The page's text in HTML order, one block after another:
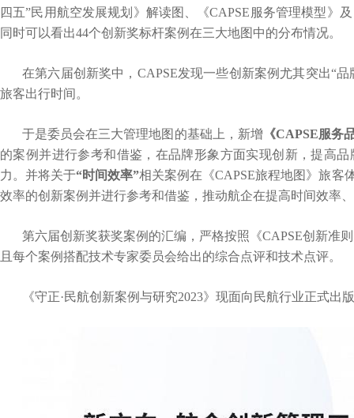
四五”民用航空发展规划》解读图、《CAPSE服务管理模型》
同时可以看出44个创新奖标杆案例在三大地图中的分布情况。
在第六届创新奖中，CAPSE发现一些创新案例尤其突出“
旅客出行时间。
于是委员会在三大管理地图的基础上，新增 《CAPSE服务
的案例并进行参考和借鉴，在品牌形象方面实现创新，提高
力。并将关于“时间效率”相关案例在《CAPSE旅程地图》旅客
效率的创新案例并进行参考和借鉴，推动航企在提高时间效率
第六届创新奖获奖案例的汇编，严格按照《CAPSE创新准
且每个案例搭配技术专家委员会给出的综合点评和技术点评。
《守正·民航创新案例与研究2023》现面向民航行业正式